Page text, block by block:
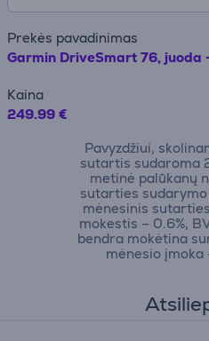
Prekės pavadinimas
Garmin DriveSmart 76, juoda
Kaina
249.99 €
Pavyzdžiui,
sutartis sudaroma
metinė palūkanų
sutarties
mėnesinis
mokestis – 0.6%,
bendra mokėtina
mėnesio įmoka